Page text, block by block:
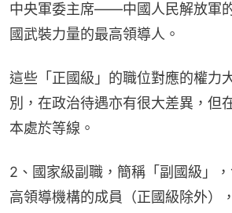
中央軍委主席——中國人民解放軍
國武裝力量的最高領導人。
這些「正國級」的職位對應的權力
別，在政治待遇亦有很大差異，但
本處於等線。
2、國家級副職，簡稱「副國級」
高領導機構的成員（正國級除外）